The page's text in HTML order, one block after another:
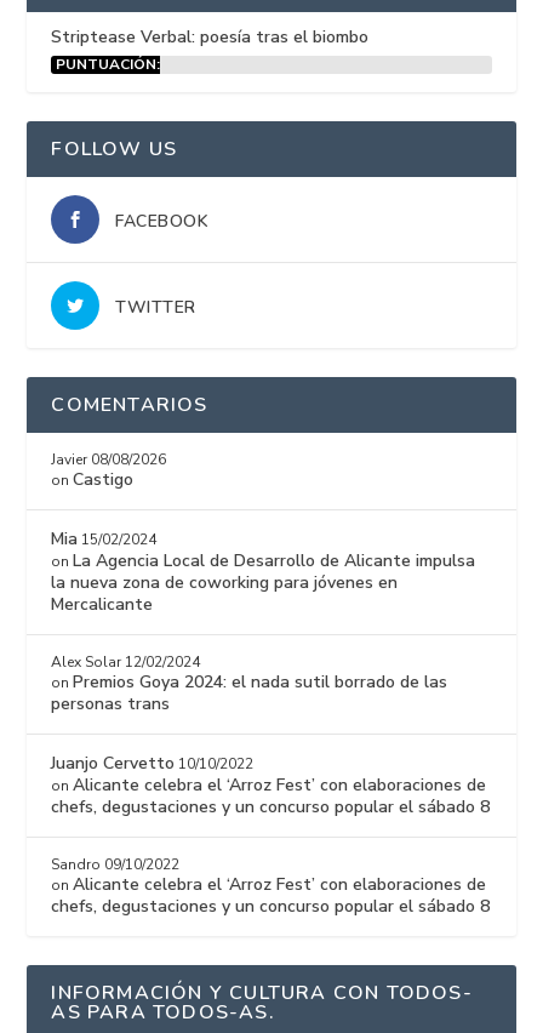
Striptease Verbal: poesía tras el biombo
PUNTUACIÓN:
FOLLOW US
FACEBOOK
TWITTER
COMENTARIOS
Javier 08/08/2026
onCastigo
Mia 15/02/2024
onLa Agencia Local de Desarrollo de Alicante impulsa
la nueva zona de coworking para jóvenes en
Mercalicante
Alex Solar 12/02/2024
onPremios Goya 2024: el nada sutil borrado de las
personas trans
Juanjo Cervetto 10/10/2022
onAlicante celebra el ‘Arroz Fest’ con elaboraciones de
chefs, degustaciones y un concurso popular el sábado 8
Sandro 09/10/2022
onAlicante celebra el ‘Arroz Fest’ con elaboraciones de
chefs, degustaciones y un concurso popular el sábado 8
INFORMACIÓN Y CULTURA CON TODOS-
AS PARA TODOS-AS.